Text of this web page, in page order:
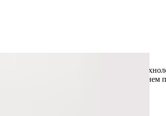
линзы. Здесь Alcon задействовали
не могли похвастаться высоким уровнем
следующие контактные линзы: